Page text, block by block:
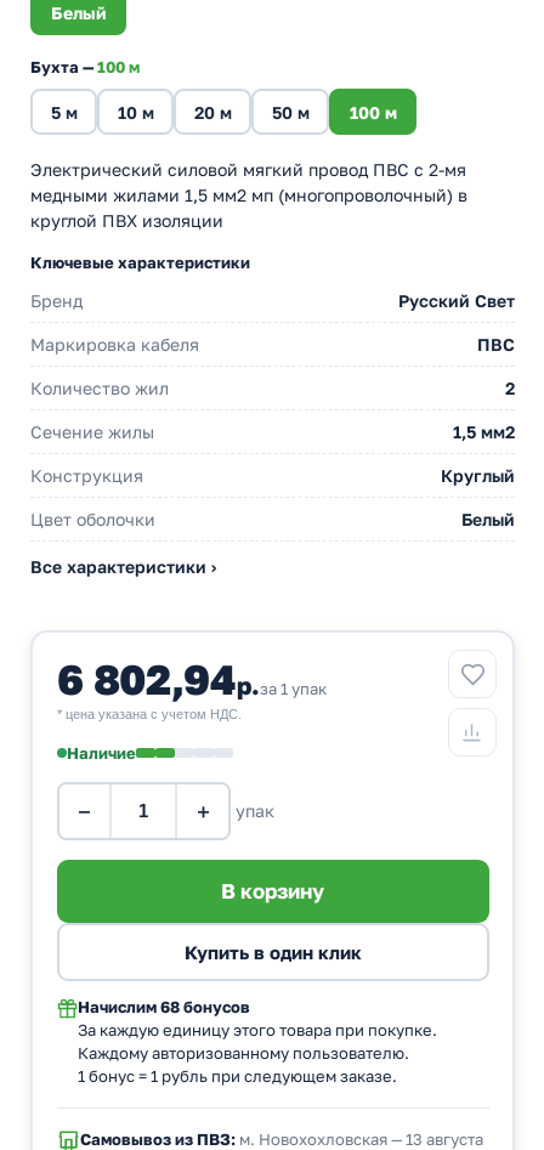
Белый
Бухта —100 м
5 м 10 м 20 м 50 м 100 м
Электрический силовой мягкий провод ПВС с 2-мя
медными жилами 1,5 мм2 мп (многопроволочный) в
круглой ПВХ изоляции
Ключевые характеристики
Бренд Русский Свет
Маркировка кабеля ПВС
Количество жил 2
Сечение жилы 1,5 мм2
Конструкция Круглый
Цвет оболочки Белый
Все характеристики ›
6 802,94р.за 1 упак
* цена указана с учетом НДС.
Наличие
− + упак
Начислим 68 бонусов
За каждую единицу этого товара при покупке.
Каждому авторизованному пользователю.
1 бонус = 1 рубль при следующем заказе.
Самовывоз из ПВЗ:м. Новохохловская — 13 августа